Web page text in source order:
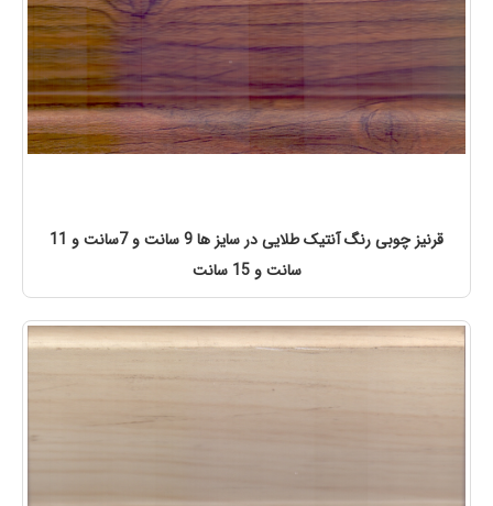
قرنیز چوبی رنگ آنتیک طلایی در سایز ها 9 سانت و 7سانت و 11
سانت و 15 سانت